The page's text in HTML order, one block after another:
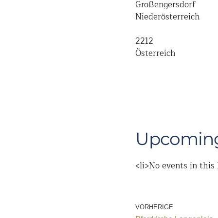
Großengersdorf
Niederösterreich
2212
Österreich
<li>No events in this
VORHERIGE